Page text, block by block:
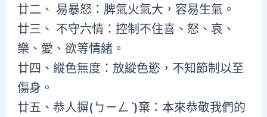
廿二、 易暴怒：脾氣火氣大，容易生氣。
廿三、 不守六情：控制不住喜、怒、哀、
樂、愛、欲等情緒。
廿四、縱色無度：放縱色慾，不知節制以至
傷身。
廿五、恭人摒(ㄅㄧㄥˋ)棄：本來恭敬我們的